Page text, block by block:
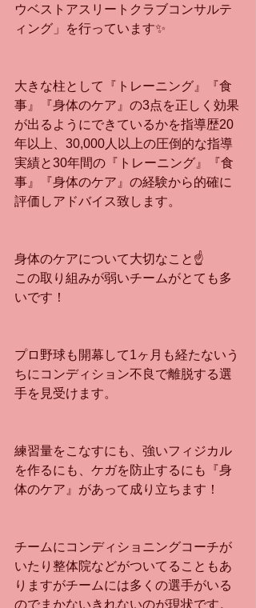
ウベストアスリートクラブコンサルテ
ィング」を行っています✨
大きな柱として『トレーニング』『食
事』『身体のケア』の3点を正しく効果
が出るようにできているかを指導歴20
年以上、30,000人以上の圧倒的な指導
実績と30年間の『トレーニング』『食
事』『身体のケア』の経験から的確に
評価しアドバイス致します。
身体のケアについて大切なこと☝️
この取り組みが弱いチームがとても多
いです！
プロ野球も開幕して1ヶ月も経たないう
ちにコンディション不良で離脱する選
手を見受けます。
練習量をこなすにも、強いフィジカル
を作るにも、ケガを防止するにも『身
体のケア』があって成り立ちます！
チームにコンディショニングコーチが
いたり整体院などがついてることもあ
りますがチームには多くの選手がいる
のでまかないきれないのが現状です。